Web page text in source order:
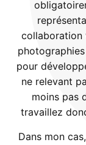
collaboration
pour
ne relevant
moins pas
travaillez
Dans mon